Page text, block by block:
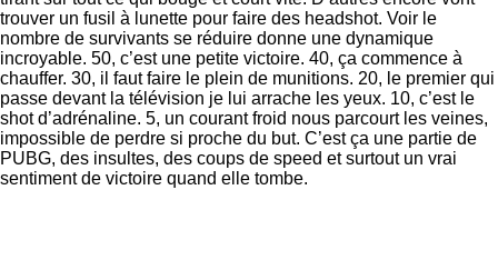
trouver un fusil à lunette pour faire des headshot. Voir le
nombre de survivants se réduire donne une dynamique
incroyable. 50, c’est une petite victoire. 40, ça commence à
chauffer. 30, il faut faire le plein de munitions. 20, le premier qui
passe devant la télévision je lui arrache les yeux. 10, c’est le
shot d’adrénaline. 5, un courant froid nous parcourt les veines,
impossible de perdre si proche du but. C’est ça une partie de
PUBG, des insultes, des coups de speed et surtout un vrai
sentiment de victoire quand elle tombe.